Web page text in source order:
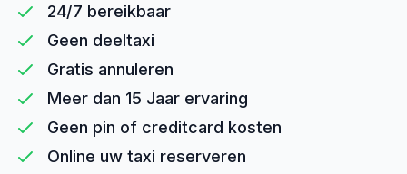
24/7 bereikbaar
Geen deeltaxi
Gratis annuleren
Meer dan 15 Jaar ervaring
Geen pin of creditcard kosten
Online uw taxi reserveren